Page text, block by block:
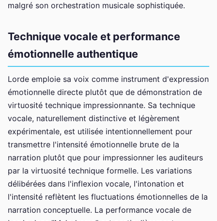
malgré son orchestration musicale sophistiquée.
Technique vocale et performance
émotionnelle authentique
Lorde emploie sa voix comme instrument d'expression
émotionnelle directe plutôt que de démonstration de
virtuosité technique impressionnante. Sa technique
vocale, naturellement distinctive et légèrement
expérimentale, est utilisée intentionnellement pour
transmettre l'intensité émotionnelle brute de la
narration plutôt que pour impressionner les auditeurs
par la virtuosité technique formelle. Les variations
délibérées dans l'inflexion vocale, l'intonation et
l'intensité reflètent les fluctuations émotionnelles de la
narration conceptuelle. La performance vocale de